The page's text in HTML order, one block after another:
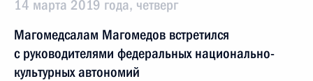
14 марта 2019 года, четверг
Магомедсалам Магомедов встретился
с руководителями федеральных национально-
культурных автономий